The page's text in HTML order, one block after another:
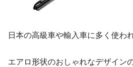
日本の高級車や輸入車に多く使わ
エアロ形状のおしゃれなデザイン